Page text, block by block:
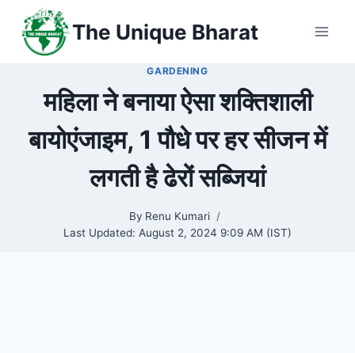
content
The Unique Bharat
GARDENING
महिला ने बनाया ऐसा शक्तिशाली
बायोएंजाइम, 1 पौधे पर हर सीजन में
लगती है ढेरों सब्जियां
By Renu Kumari
Last Updated: August 2, 2024 9:09 AM (IST)